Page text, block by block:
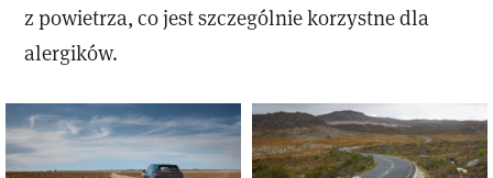
z powietrza, co jest szczególnie korzystne dla
alergików.